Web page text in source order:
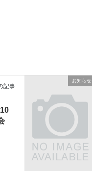
お知らせ
記事